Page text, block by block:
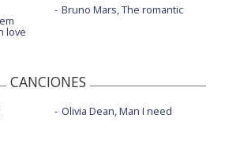
love
Bruno Mars, The romantic
CANCIONES
Olivia Dean, Man I need